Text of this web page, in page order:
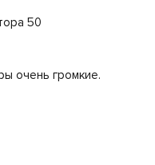
50
очень громкие.